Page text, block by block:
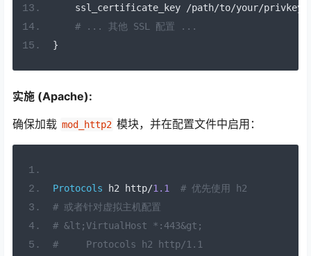
    ssl_certificate_key
/path/to/your/privkey
# ... 其他 SSL 配置 ...
}
实施 (Apache):
确保加载 mod_http2 模块，并在配置文件中启用：
Protocols h2 http/1.1
# 优先使用 h2
# 或者针对虚拟主机配置
# &lt;VirtualHost *:443&gt;
#     Protocols h2 http/1.1